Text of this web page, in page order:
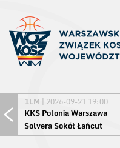
1LM | 2026-09-21 19:00
KKS Polonia Warszawa
Solvera Sokół Łańcut